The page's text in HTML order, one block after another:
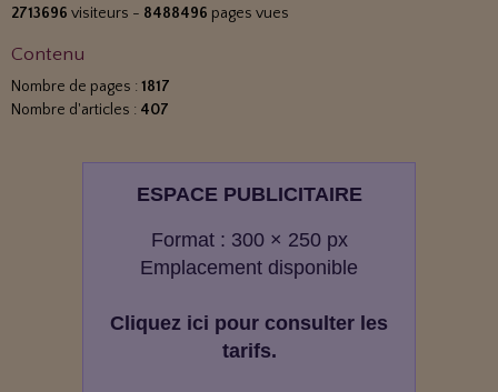
2713696 visiteurs - 8488496 pages vues
Contenu
Nombre de pages : 1817
Nombre d'articles : 407
ESPACE PUBLICITAIRE
Format : 300 × 250 px
Emplacement disponible
Cliquez ici pour consulter les
tarifs.